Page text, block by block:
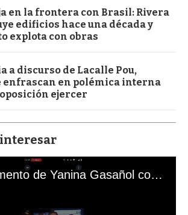
en la frontera con Brasil: Rivera
edificios hace una década y
explota con obras
a discurso de Lacalle Pou,
enfrascan en polémica interna
ejercer
El mal momento de Yanina Gasañol con un hincha argentino en "Subrayado"